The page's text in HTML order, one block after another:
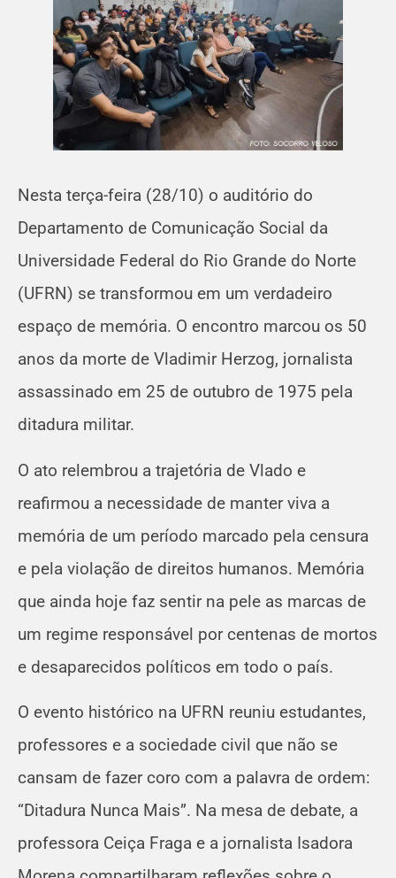
Nesta terça-feira (28/10) o auditório do
Departamento de Comunicação Social da
Universidade Federal do Rio Grande do Norte
(UFRN) se transformou em um verdadeiro
espaço de memória. O encontro marcou os 50
anos da morte de Vladimir Herzog, jornalista
assassinado em 25 de outubro de 1975 pela
ditadura militar.
O ato relembrou a trajetória de Vlado e
reafirmou a necessidade de manter viva a
memória de um período marcado pela censura
e pela violação de direitos humanos. Memória
que ainda hoje faz sentir na pele as marcas de
um regime responsável por centenas de mortos
e desaparecidos políticos em todo o país.
O evento histórico na UFRN reuniu estudantes,
professores e a sociedade civil que não se
cansam de fazer coro com a palavra de ordem:
“Ditadura Nunca Mais”. Na mesa de debate, a
professora Ceiça Fraga e a jornalista Isadora